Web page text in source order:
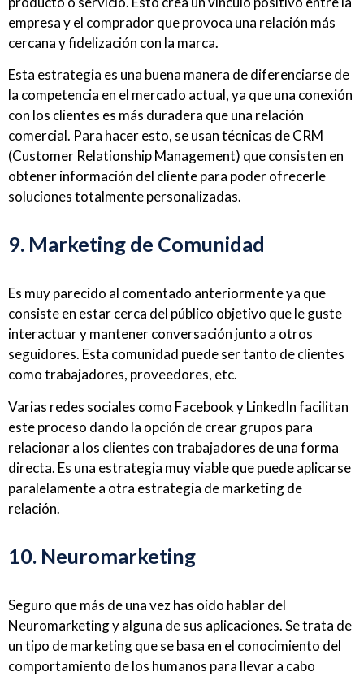
empresa y el comprador que provoca una relación más
cercana y fidelización con la marca.
Esta estrategia es una buena manera de diferenciarse de
la competencia en el mercado actual, ya que una conexión
con los clientes es más duradera que una relación
comercial. Para hacer esto, se usan técnicas de CRM
(Customer Relationship Management) que consisten en
obtener información del cliente para poder ofrecerle
soluciones totalmente personalizadas.
9. Marketing de Comunidad
Es muy parecido al comentado anteriormente ya que
consiste en estar cerca del público objetivo que le guste
interactuar y mantener conversación junto a otros
seguidores. Esta comunidad puede ser tanto de clientes
como trabajadores, proveedores, etc.
Varias redes sociales como Facebook y LinkedIn facilitan
este proceso dando la opción de crear grupos para
relacionar a los clientes con trabajadores de una forma
directa. Es una estrategia muy viable que puede aplicarse
paralelamente a otra estrategia de marketing de
relación.
10. Neuromarketing
Seguro que más de una vez has oído hablar del
Neuromarketing y alguna de sus aplicaciones. Se trata de
un tipo de marketing que se basa en el conocimiento del
comportamiento de los humanos para llevar a cabo